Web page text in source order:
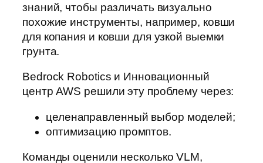
знаний, чтобы различать визуально
похожие инструменты, например, ковши
для копания и ковши для узкой выемки
грунта.
Bedrock Robotics и Инновационный
центр AWS решили эту проблему через:
целенаправленный выбор моделей;
оптимизацию промптов.
Команды оценили несколько VLM,